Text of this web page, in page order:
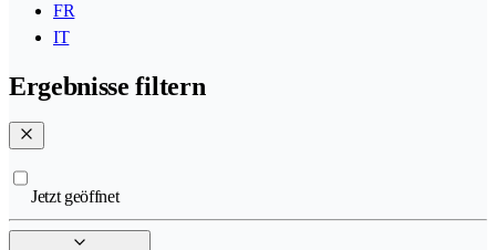
FR
IT
Ergebnisse filtern
Jetzt geöffnet